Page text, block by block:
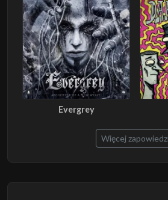
Evergrey
Więcej